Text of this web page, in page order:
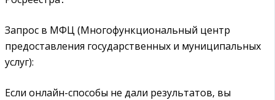
Запрос в МФЦ (Многофункциональный центр
предоставления государственных и муниципальных
услуг):
Если онлайн-способы не дали результатов‚ вы